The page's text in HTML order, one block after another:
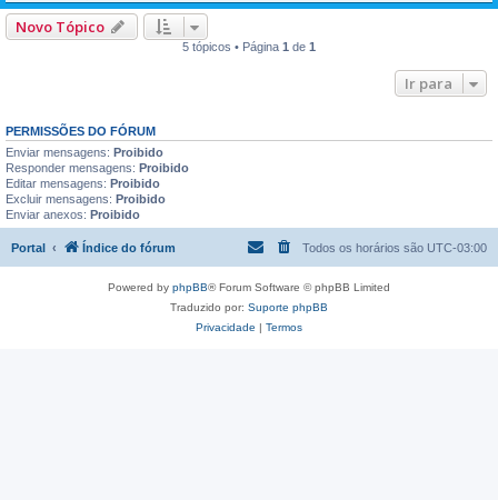
Novo Tópico
5 tópicos • Página 1 de 1
Ir para
PERMISSÕES DO FÓRUM
Enviar mensagens: Proibido
Responder mensagens: Proibido
Editar mensagens: Proibido
Excluir mensagens: Proibido
Enviar anexos: Proibido
Portal Índice do fórum Todos os horários são UTC-03:00
Powered by phpBB® Forum Software © phpBB Limited
Traduzido por: Suporte phpBB
Privacidade | Termos